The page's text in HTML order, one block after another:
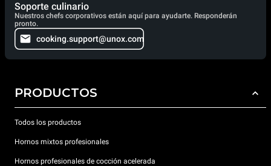
Soporte culinario
Nuestros chefs corporativos están aquí para ayudarte. Responderán
pronto.
cooking.support@unox.com
PRODUCTOS
Todos los productos
Hornos mixtos profesionales
Hornos profesionales de cocción acelerada